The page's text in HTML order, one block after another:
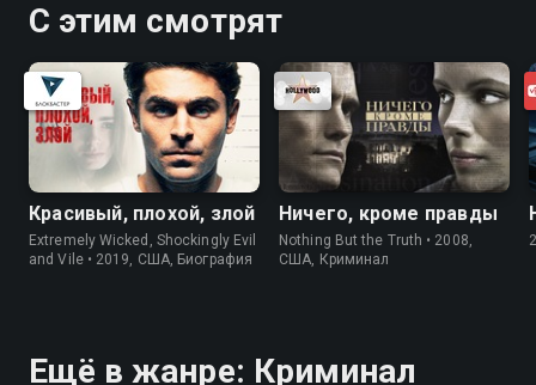
С этим смотрят
Красивый, плохой, злой
Extremely Wicked, Shockingly Evil
and Vile • 2019, США, Биография
Ничего, кроме правды
Nothing But the Truth • 2008,
США, Криминал
Ещё в жанре: Криминал